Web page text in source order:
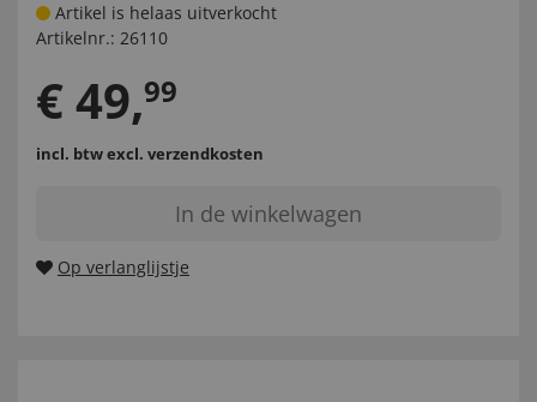
Artikel is helaas uitverkocht
Artikelnr.: 26110
€49,99
incl. btwexcl. verzendkosten
In de winkelwagen
Op verlanglijstje